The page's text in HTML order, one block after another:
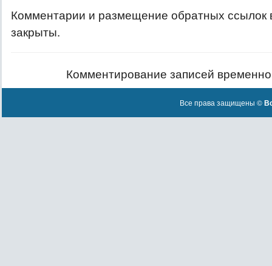
Комментарии и размещение обратных ссылок
закрыты.
Комментирование записей
Все права защищены ©